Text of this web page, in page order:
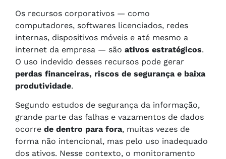
Os recursos corporativos — como
computadores, softwares licenciados, redes
internas, dispositivos móveis e até mesmo a
internet da empresa — são ativos estratégicos.
O uso indevido desses recursos pode gerar
perdas financeiras, riscos de segurança e baixa
produtividade.
Segundo estudos de segurança da informação,
grande parte das falhas e vazamentos de dados
ocorre de dentro para fora, muitas vezes de
forma não intencional, mas pelo uso inadequado
dos ativos. Nesse contexto, o monitoramento